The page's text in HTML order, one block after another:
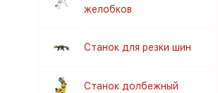
желобков
Станок для резки шин
Станок долбежный